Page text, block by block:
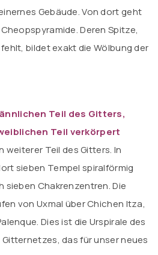
Gebäude. Von dort geht
Deren Spitze,
bildet exakt die Wölbung der
Teil des Gitters,
Teil verkörpert
weiterer Teil des Gitters. In
sieben Tempel spiralförmig
sieben Chakrenzentren. Die
von Uxmal über Chichen Itza,
Dies ist die Urspirale des
das für unser neues